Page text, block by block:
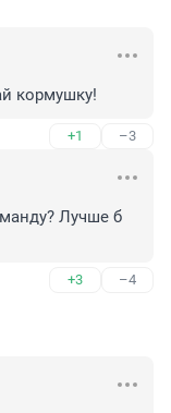
кормушку!
+1 –3
Лучше б
+3 –4